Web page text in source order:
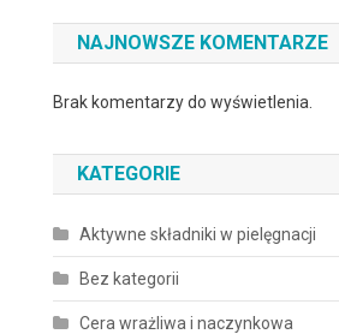
NAJNOWSZE KOMENTARZE
Brak komentarzy do wyświetlenia.
KATEGORIE
Aktywne składniki w pielęgnacji
Bez kategorii
Cera wrażliwa i naczynkowa